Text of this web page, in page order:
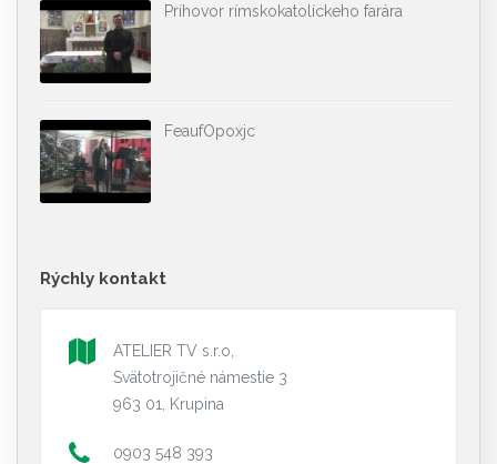
Príhovor rímskokatolíckeho farára
FeaufOpoxjc
Rýchly kontakt
ATELIER TV s.r.o,
Svätotrojičné námestie 3
963 01, Krupina
0903 548 393